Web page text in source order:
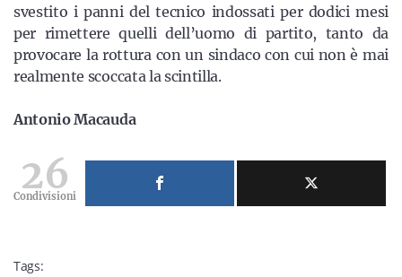
svestito i panni del tecnico indossati per dodici mesi
per rimettere quelli dell’uomo di partito, tanto da
provocare la rottura con un sindaco con cui non è mai
realmente scoccata la scintilla.
Antonio Macauda
26
Condivisioni
Tags: